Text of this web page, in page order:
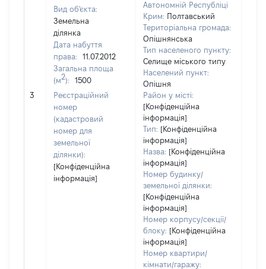
3
Вид об'єкта:
Земельна
ділянка
Дата набуття
права:
11.07.2012
Загальна площа
(м2):
1500
Реєстраційний
номер
(кадастровий
номер для
земельної
ділянки):
[Конфіденційна
інформація]
Автономній Республіці
Крим: Полтавський
Територіальна громада:
Опішнянська
Тип населеного пункту:
Селище міського типу
Населений пункт:
Опішня
Район у місті:
[Конфіденційна
інформація]
Тип: [Конфіденційна
інформація]
Назва: [Конфіденційна
інформація]
Номер будинку/
земельної ділянки:
[Конфіденційна
інформація]
Номер корпусу/секції/
блоку: [Конфіденційна
інформація]
Номер квартири/
кімнати/гаражу: